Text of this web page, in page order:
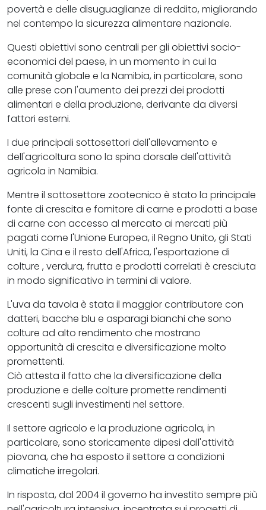
povertà e delle disuguaglianze di reddito, migliorando
nel contempo la sicurezza alimentare nazionale.
Questi obiettivi sono centrali per gli obiettivi socio-
economici del paese, in un momento in cui la
comunità globale e la Namibia, in particolare, sono
alle prese con l'aumento dei prezzi dei prodotti
alimentari e della produzione, derivante da diversi
fattori esterni.
I due principali sottosettori dell'allevamento e
dell'agricoltura sono la spina dorsale dell'attività
agricola in Namibia.
Mentre il sottosettore zootecnico è stato la principale
fonte di crescita e fornitore di carne e prodotti a base
di carne con accesso al mercato ai mercati più
pagati come l'Unione Europea, il Regno Unito, gli Stati
Uniti, la Cina e il resto dell'Africa, l'esportazione di
colture , verdura, frutta e prodotti correlati è cresciuta
in modo significativo in termini di valore.
L'uva da tavola è stata il maggior contributore con
datteri, bacche blu e asparagi bianchi che sono
colture ad alto rendimento che mostrano
opportunità di crescita e diversificazione molto
promettenti.
Ciò attesta il fatto che la diversificazione della
produzione e delle colture promette rendimenti
crescenti sugli investimenti nel settore.
Il settore agricolo e la produzione agricola, in
particolare, sono storicamente dipesi dall'attività
piovana, che ha esposto il settore a condizioni
climatiche irregolari.
In risposta, dal 2004 il governo ha investito sempre più